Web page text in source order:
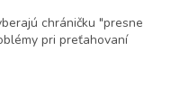
chráničku "presne
pri preťahovaní